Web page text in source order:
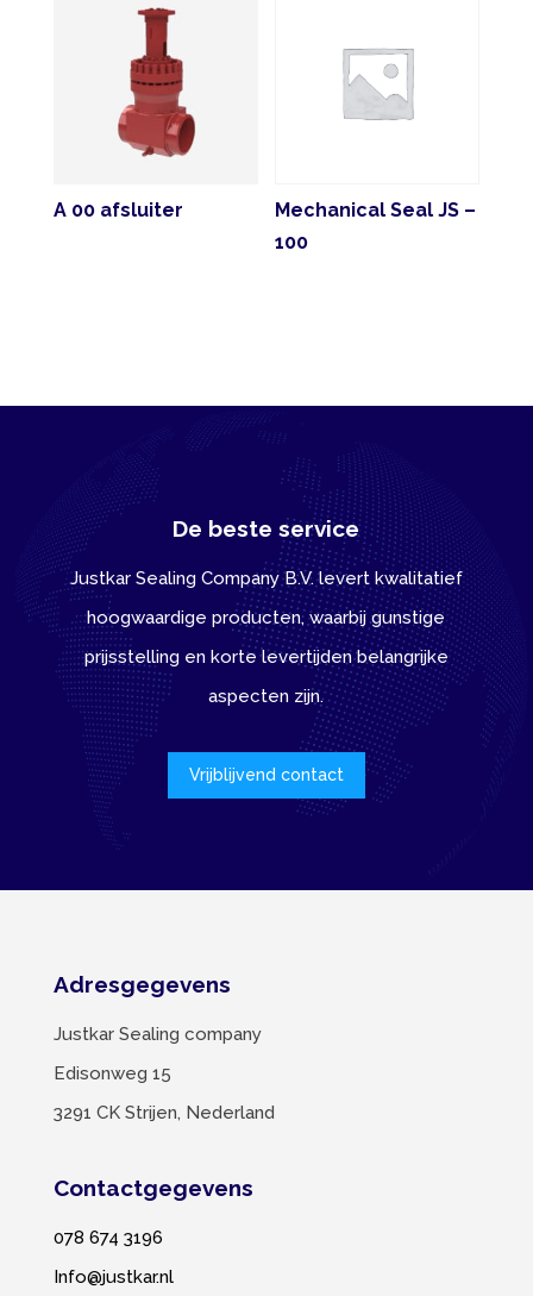
A 00 afsluiter
Mechanical Seal JS –
100
De beste service
Justkar Sealing Company B.V. levert kwalitatief
hoogwaardige producten, waarbij gunstige
prijsstelling en korte levertijden belangrijke
aspecten zijn.
Vrijblijvend contact
Adresgegevens
Justkar Sealing company
Edisonweg 15
3291 CK Strijen, Nederland
Contactgegevens
078 674 3196
Info@justkar.nl